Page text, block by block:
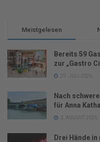
Meistgelesen
Bereits 59
zur „Gastro
29. JULI 2026
Nach
für Anna
3. AUGUST 2026
Drei Hände in